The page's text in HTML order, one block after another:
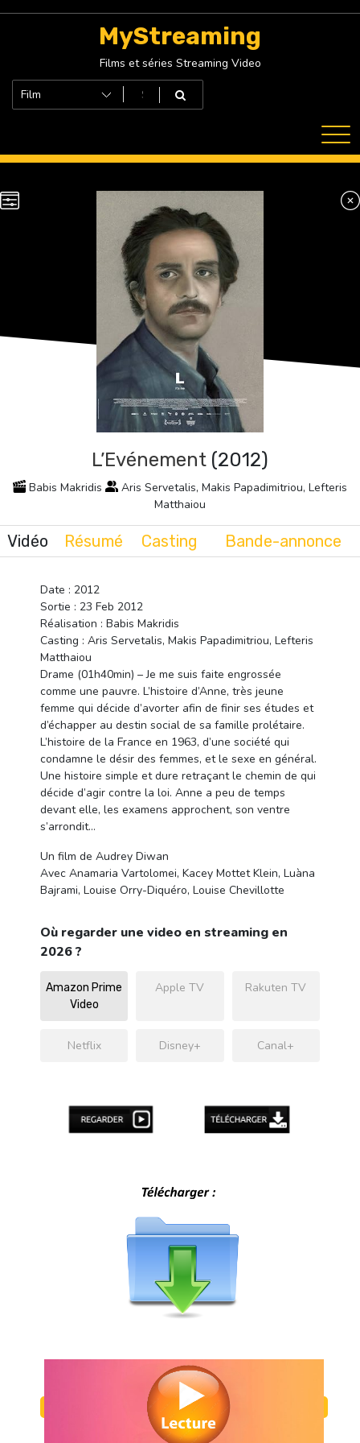
MyStreaming
Films et séries Streaming Video
L’Evénement (2012)
Babis Makridis
Aris Servetalis, Makis Papadimitriou, Lefteris
Matthaiou
Vidéo Résumé Casting Bande-annonce
Date : 2012
Sortie : 23 Feb 2012
Réalisation : Babis Makridis
Casting : Aris Servetalis, Makis Papadimitriou, Lefteris
Matthaiou
Drame (01h40min) – Je me suis faite engrossée
comme une pauvre. L’histoire d’Anne, très jeune
femme qui décide d’avorter afin de finir ses études et
d’échapper au destin social de sa famille prolétaire.
L’histoire de la France en 1963, d’une société qui
condamne le désir des femmes, et le sexe en général.
Une histoire simple et dure retraçant le chemin de qui
décide d’agir contre la loi. Anne a peu de temps
devant elle, les examens approchent, son ventre
s’arrondit…
Un film de Audrey Diwan
Avec Anamaria Vartolomei, Kacey Mottet Klein, Luàna
Bajrami, Louise Orry-Diquéro, Louise Chevillotte
Où regarder une video en streaming en
2026 ?
Amazon Prime
Video
Apple TV Rakuten TV
Netflix Disney+ Canal+